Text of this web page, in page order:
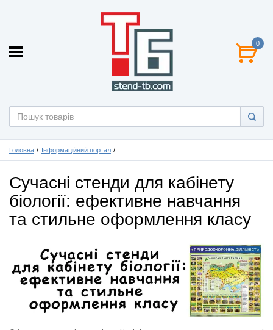
0
Головна Інформаційний портал
Сучасні стенди для кабінету
біології: ефективне навчання
та стильне оформлення класу